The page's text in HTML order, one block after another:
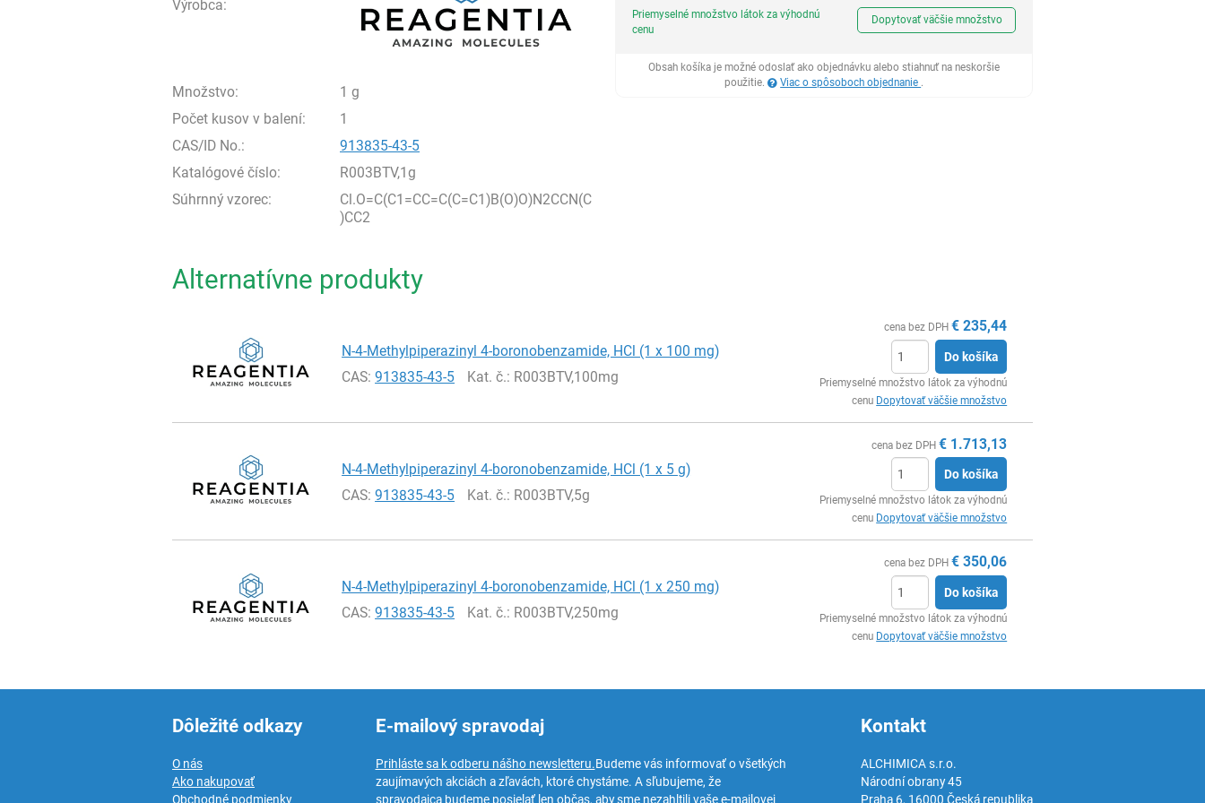
Výrobca:
Množstvo:
1 g
Počet kusov v balení:
1
CAS/ID No.:
913835-43-5
Katalógové číslo:
R003BTV,1g
Súhrnný vzorec:
Cl.O=C(C1=CC=C(C=C1)B(O)O)N2CCN(C
)CC2
Ks
Priemyselné množstvo látok za výhodnú
cenu
Dopytovať väčšie množstvo
Obsah košíka je možné odoslať ako objednávku alebo stiahnuť na neskoršie
použitie.
Viac o spôsoboch objednanie .
Alternatívne produkty
N-4-Methylpiperazinyl 4-boronobenzamide, HCl (1 x 100 mg)
CAS:913835-43-5 Kat. č.: R003BTV,100mg
cena bez DPH € 235,44
Do košíka
Priemyselné množstvo látok za výhodnú
cenu Dopytovať väčšie množstvo
N-4-Methylpiperazinyl 4-boronobenzamide, HCl (1 x 5 g)
CAS:913835-43-5 Kat. č.: R003BTV,5g
cena bez DPH € 1.713,13
Do košíka
Priemyselné množstvo látok za výhodnú
cenu Dopytovať väčšie množstvo
N-4-Methylpiperazinyl 4-boronobenzamide, HCl (1 x 250 mg)
CAS:913835-43-5 Kat. č.: R003BTV,250mg
cena bez DPH € 350,06
Do košíka
Priemyselné množstvo látok za výhodnú
cenu Dopytovať väčšie množstvo
Dôležité odkazy
O nás
Ako nakupovať
Obchodné podmienky
E-mailový spravodaj
Prihláste sa k odberu nášho newsletteru.Budeme vás informovať o všetkých
zaujímavých akciách a zľavách, ktoré chystáme. A sľubujeme, že
spravodajca budeme posielať len občas, aby sme nezahltili vaše e-mailovej
Kontakt
ALCHIMICA s.r.o.
Národní obrany 45
Praha 6, 16000 Česká republika